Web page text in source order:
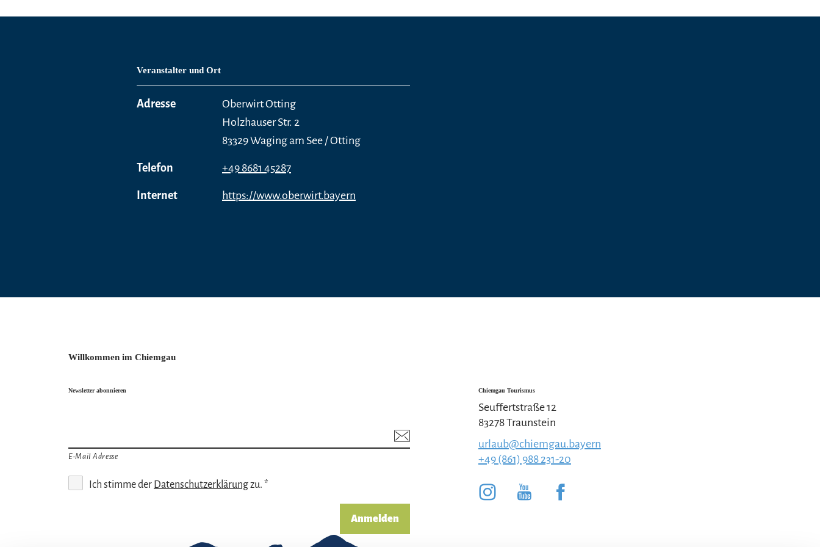
Veranstalter und Ort
Adresse
Oberwirt Otting
Holzhauser Str. 2
83329 Waging am See / Otting
Telefon +49 8681 45287
Internet https://www.oberwirt.bayern
Willkommen im Chiemgau
Newsletter abonnieren
E-Mail Adresse
Ich stimme der Datenschutzerklärungzu. *
Anmelden
Chiemgau Tourismus
Seuffertstraße 12
83278 Traunstein
urlaub@chiemgau.bayern
+49 (861) 988 231-20